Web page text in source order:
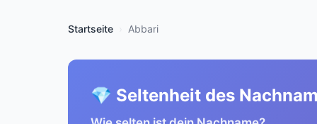
Startseite Abbari
💎 Seltenheit des